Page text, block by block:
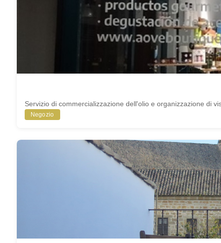
Servizio di commercializzazione dell'olio e organizzazione di
Negozio